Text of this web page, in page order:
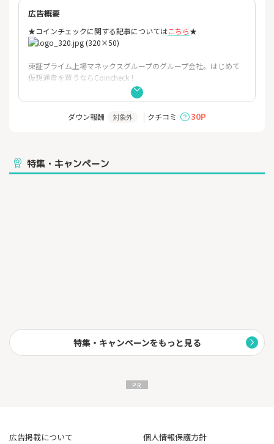
広告概要
★コインチェックに関する記事についてはこちら★
東証プライム上場マネックスグループのグループ会社。はじめて
仮想通貨を買うならCoincheck！
アプリダウンロード数No.1！（データ協力：AppTweak
登録済の暗号資産取引換業者。
===Coincheckが選ばれる理由===
Ｌ仮想通貨アプリ、国内最大級の700万DLを突破！
※ 対象：国内の暗号資産取引アプリ、期間：2019年～2024年、
◆東証プライム上場のマネックスグループ傘下で、徹底したセキ
リティ体制を構築
Ｌ金融系システムセキュリティ対応、サイバー攻撃や情報漏え
インターネットを通じた標的型攻撃の被害を避けるため、ネット
◆さまざまな日本円の入金方法
ダウン報酬 対象外 クチコミ 30P
特集・キャンペーン
特集・キャンペーンをもっと見る
広告掲載について
個人情報保護方針